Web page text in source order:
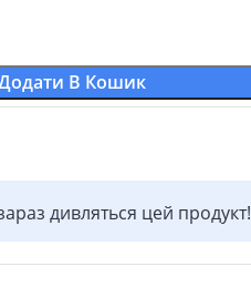
В Кошик
дивляться цей продукт!